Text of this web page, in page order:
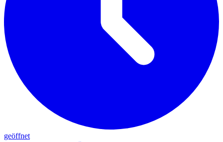
geöffnet